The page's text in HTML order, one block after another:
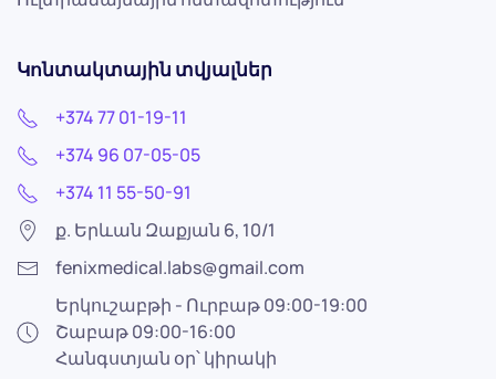
Կոնտակտային տվյալներ
+374 77 01-19-11
+374 96 07-05-05
+374 11 55-50-91
ք. Երևան Զաքյան 6, 10/1
fenixmedical.labs@gmail.com
Երկուշաբթի - Ուրբաթ 09:00-19:00
Շաբաթ 09:00-16:00
Հանգստյան օր՝ կիրակի